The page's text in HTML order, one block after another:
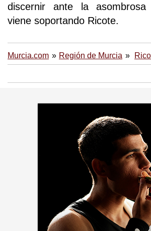
discernir ante la
viene soportando Ricote.
Murcia.com Región de Murcia